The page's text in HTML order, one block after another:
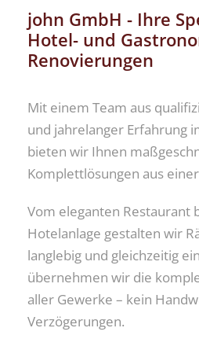
john GmbH - Ihre
Hotel- und
Renovierungen
Mit einem Team aus
und jahrelanger Erfahrung
bieten wir Ihnen
Komplettlösungen aus
Vom eleganten Restaurant
Hotelanlage gestalten wir
langlebig und gleichzeitig
übernehmen wir die
aller Gewerke – kein
Verzögerungen.